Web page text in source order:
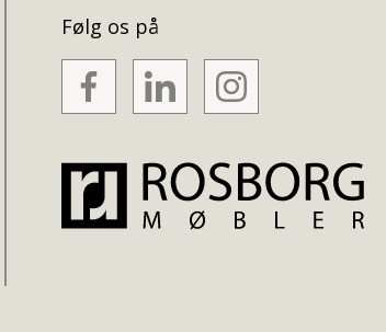
Følg os på